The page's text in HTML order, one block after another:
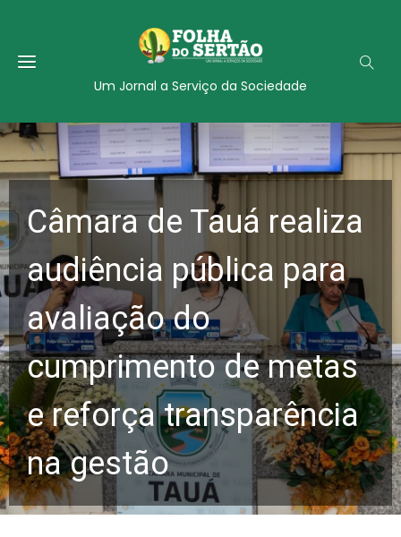
Um Jornal a Serviço da Sociedade
Câmara de Tauá realiza
audiência pública para
avaliação do
cumprimento de metas
e reforça transparência
na gestão